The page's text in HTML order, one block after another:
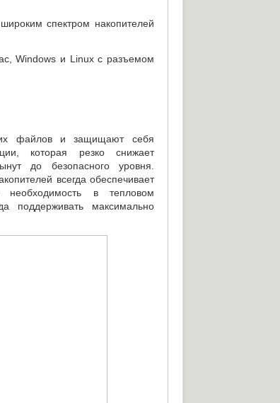
спектром накопителей
, Windows и Linux с разъемом
файлов и защищают себя
которая резко снижает
до безопасного уровня.
всегда обеспечивает
необходимость в тепловом
поддерживать максимально